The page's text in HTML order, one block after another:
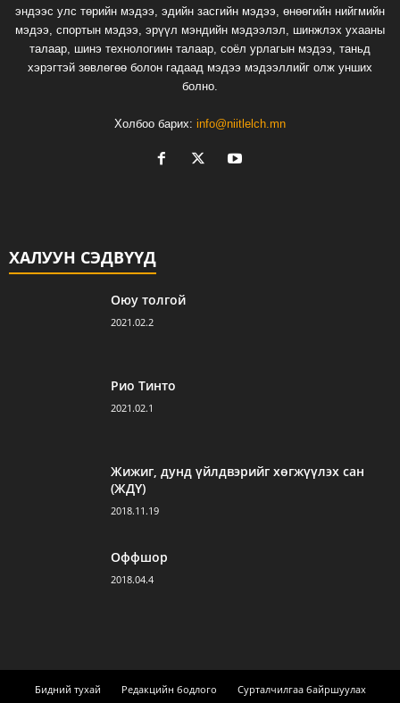
эндээс улс төрийн мэдээ, эдийн засгийн мэдээ, өнөөгийн нийгмийн
мэдээ, спортын мэдээ, эрүүл мэндийн мэдээлэл, шинжлэх ухааны
талаар, шинэ технологиин талаар, соёл урлагын мэдээ, таньд
хэрэгтэй зөвлөгөө болон гадаад мэдээ мэдээллийг олж унших
болно.
Холбоо барих: info@niitlelch.mn
ХАЛУУН СЭДВҮҮД
Оюу толгой
2021.02.2
Рио Тинто
2021.02.1
Жижиг, дунд үйлдвэрийг хөгжүүлэх сан
(ЖДҮ)
2018.11.19
Оффшор
2018.04.4
Бидний тухай Редакцийн бодлого Сурталчилгаа байршуулах